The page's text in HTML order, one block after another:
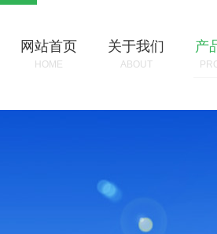
网站首页
HOME
关于我们
ABOUT
产